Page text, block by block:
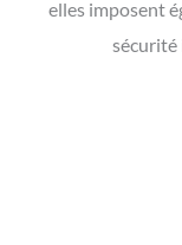
elles imposent
sécurité